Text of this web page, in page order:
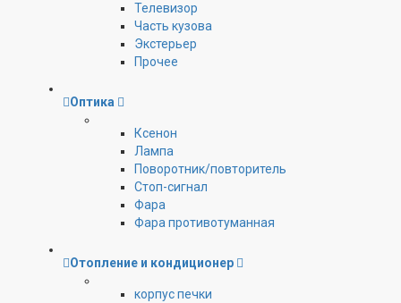
Телевизор
Часть кузова
Экстерьер
Прочее
Оптика
Ксенон
Лампа
Поворотник/повторитель
Стоп-сигнал
Фара
Фара противотуманная
Отопление и кондиционер
корпус печки